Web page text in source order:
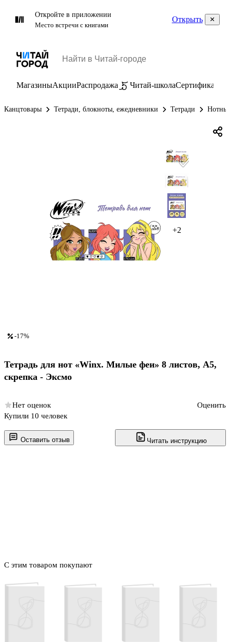
Откройте в приложении
Место встречи с книгами
Открыть
МагазиныАкцииРаспродажа Читай-школаСертификаты
Канцтовары Тетради, блокноты, ежедневники Тетради
+2
Оставить отзыв Читать инструкцию
С этим товаром покупают
-17%
Тетрадь для нот «Winx. Милые феи» 8 листов, А5,
скрепка - Эксмо
Нет оценок
Оценить
Купили 10 человек